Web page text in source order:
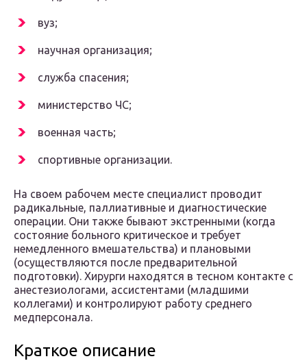
вуз;
научная организация;
служба спасения;
министерство ЧС;
военная часть;
спортивные организации.
На своем рабочем месте специалист проводит
радикальные, паллиативные и диагностические
операции. Они также бывают экстренными (когда
состояние больного критическое и требует
немедленного вмешательства) и плановыми
(осуществляются после предварительной
подготовки). Хирурги находятся в тесном контакте с
анестезиологами, ассистентами (младшими
коллегами) и контролируют работу среднего
медперсонала.
Краткое описание